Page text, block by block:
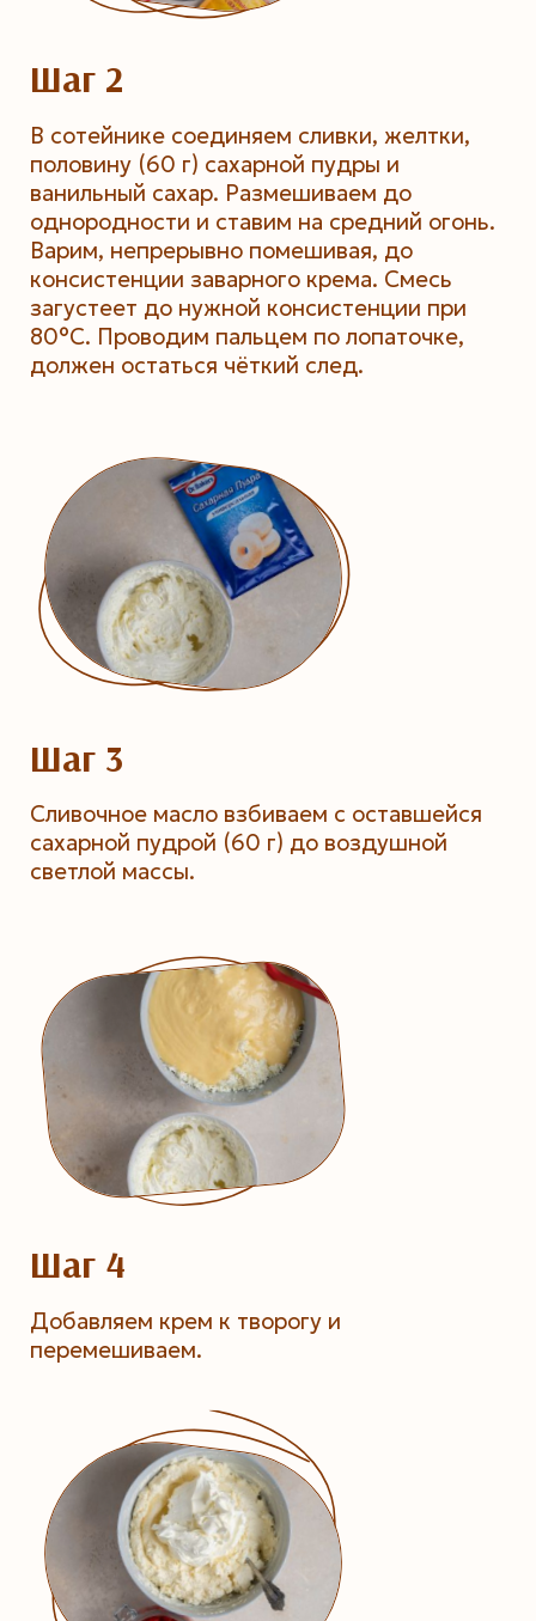
Шаг 2
В сотейнике соединяем сливки, желтки,
половину (60 г) сахарной пудры и
ванильный сахар. Размешиваем до
однородности и ставим на средний огонь.
Варим, непрерывно помешивая, до
консистенции заварного крема. Смесь
загустеет до нужной консистенции при
80°С. Проводим пальцем по лопаточке,
должен остаться чёткий след.
Шаг 3
Сливочное масло взбиваем с оставшейся
сахарной пудрой (60 г) до воздушной
светлой массы.
Шаг 4
Добавляем крем к творогу и
перемешиваем.